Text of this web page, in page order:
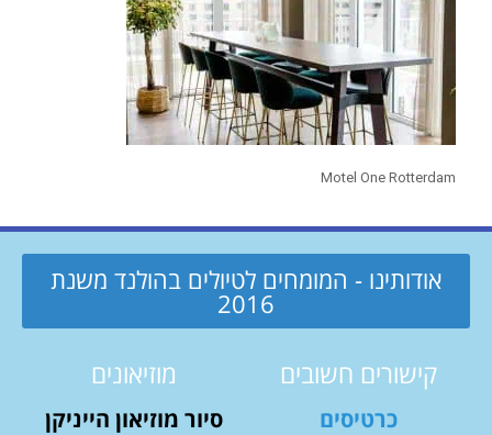
Motel One Rotterdam
אודותינו - המומחים לטיולים בהולנד משנת
2016
קישורים חשובים
כרטיסים
מוזיאונים
סיור מוזיאון הייניקן